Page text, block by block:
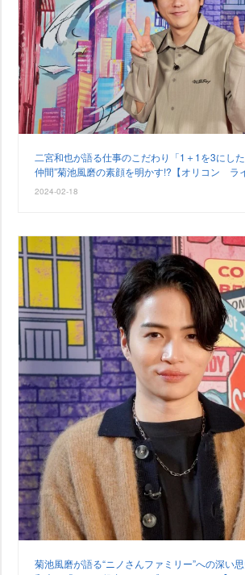
二宮和也が語る仕事のこだわり「1＋1を3にし
仲間”菊池風磨の素顔を明かす!?【オリコン ラ
2024-02-18
菊池風磨が語る“ニノさんファミリー”への深い